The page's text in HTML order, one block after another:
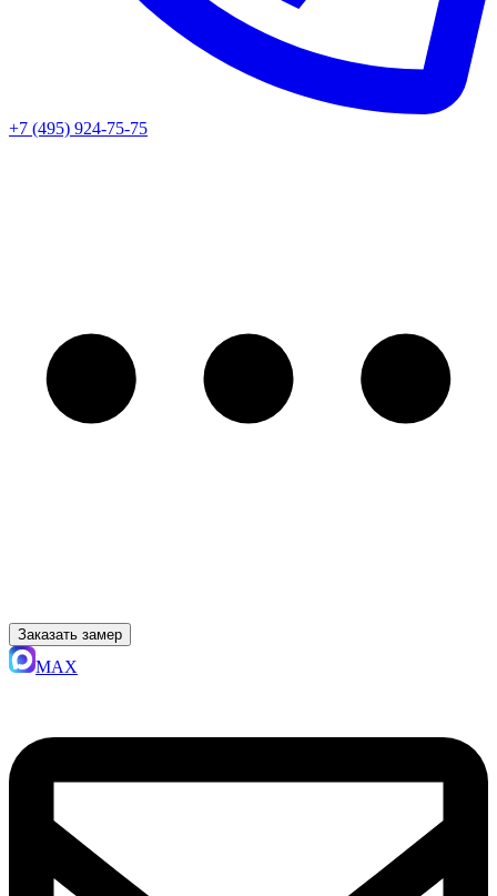
+7 (495) 924-75-75
Заказать замер
MAX